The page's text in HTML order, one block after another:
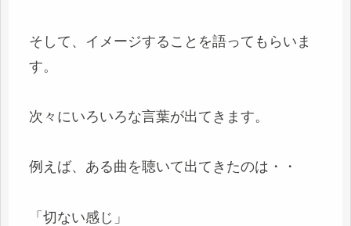
そして、イメージすることを語ってもらいま
す。
次々にいろいろな言葉が出てきます。
例えば、ある曲を聴いて出てきたのは・・
「切ない感じ」